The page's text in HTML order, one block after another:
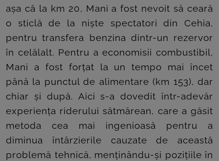
așa că la km 20, Mani a fost nevoit să ceară
o sticlă de la niște spectatori din Cehia,
pentru transfera benzina dintr-un rezervor
în celălalt. Pentru a economisii combustibil,
Mani a fost forțat la un tempo mai încet
până la punctul de alimentare (km 153), dar
chiar și după. Aici s-a dovedit într-adevăr
experiența riderului sătmărean, care a găsit
metoda cea mai ingenioasă pentru a
diminua întârzierile cauzate de această
problemă tehnică, menținându-și pozițiile în